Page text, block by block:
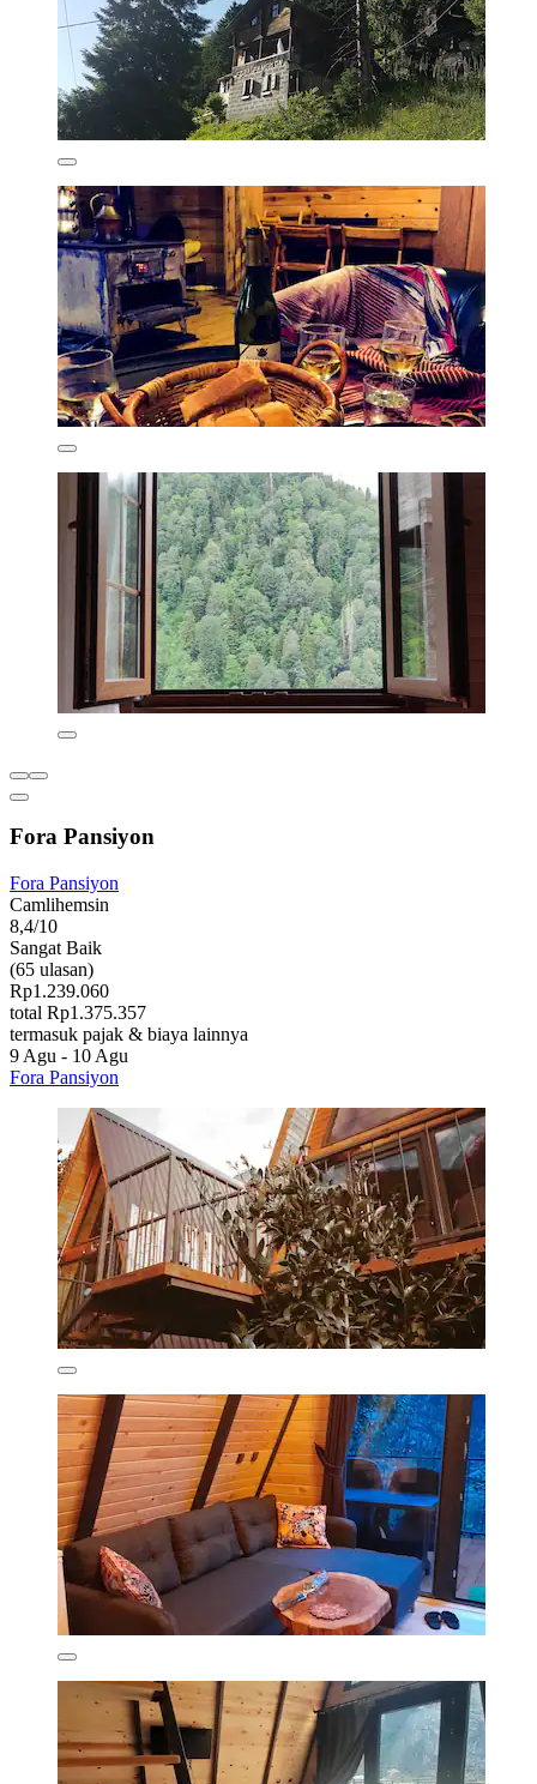
Fora Pansiyon
Fora Pansiyon
Camlihemsin
8,4/10
Sangat Baik
(65 ulasan)
Rp1.239.060
total Rp1.375.357
termasuk pajak & biaya lainnya
9 Agu - 10 Agu
Fora Pansiyon